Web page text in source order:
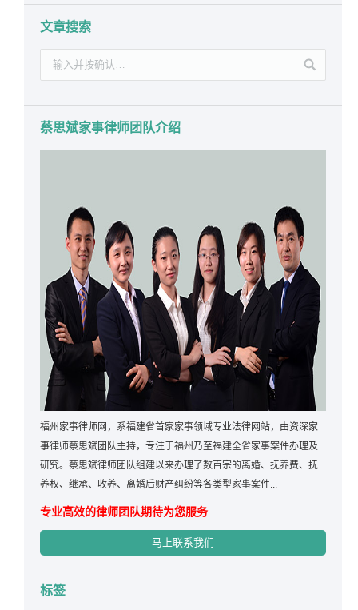
文章搜索
蔡思斌家事律师团队介绍
福州家事律师网，系福建省首家家事领域专业法律网站，由资深家
事律师蔡思斌团队主持，专注于福州乃至福建全省家事案件办理及
研究。蔡思斌律师团队组建以来办理了数百宗的离婚、抚养费、抚
养权、继承、收养、离婚后财产纠纷等各类型家事案件...
专业高效的律师团队期待为您服务
马上联系我们
标签